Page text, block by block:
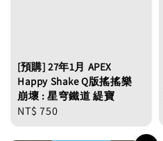
[預購] 27年1月 APEX
Happy Shake Q版搖搖樂
崩壞 : 星穹鐵道 緹寶
Regular
NT$ 750